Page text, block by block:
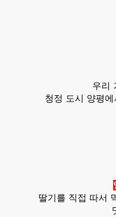
우리
청정 도시 양평
딸기를 직접 따서